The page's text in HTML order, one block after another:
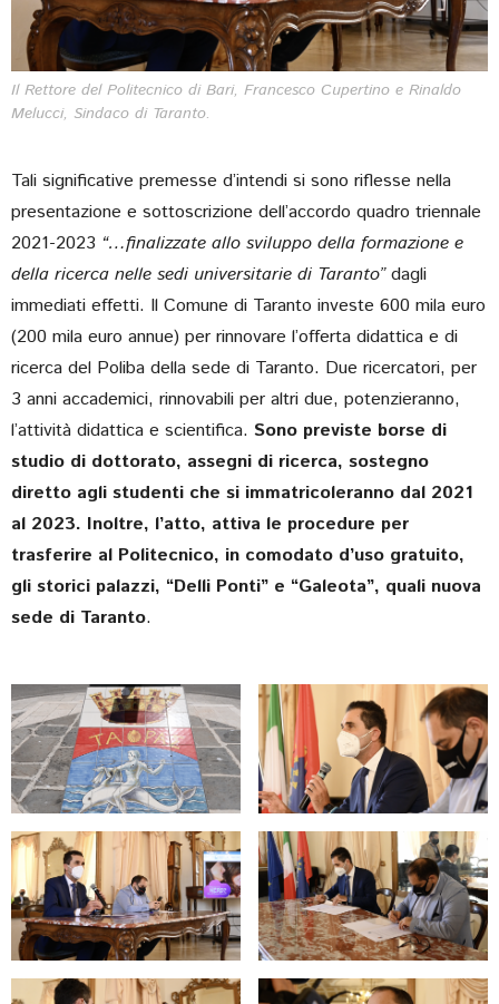
Il Rettore del Politecnico di Bari, Francesco Cupertino e Rinaldo
Melucci, Sindaco di Taranto.
Tali significative premesse d’intendi si sono riflesse nella
presentazione e sottoscrizione dell’accordo quadro triennale
2021-2023 “…finalizzate allo sviluppo della formazione e
della ricerca nelle sedi universitarie di Taranto”dagli
immediati effetti. Il Comune di Taranto investe 600 mila euro
(200 mila euro annue) per rinnovare l’offerta didattica e di
ricerca del Poliba della sede di Taranto. Due ricercatori, per
3 anni accademici, rinnovabili per altri due, potenzieranno,
l’attività didattica e scientifica. Sono previste borse di
studio di dottorato, assegni di ricerca, sostegno
diretto agli studenti che si immatricoleranno dal 2021
al 2023. Inoltre, l’atto, attiva le procedure per
trasferire al Politecnico, in comodato d’uso gratuito,
gli storici palazzi, “Delli Ponti” e “Galeota”, quali nuova
sede di Taranto.